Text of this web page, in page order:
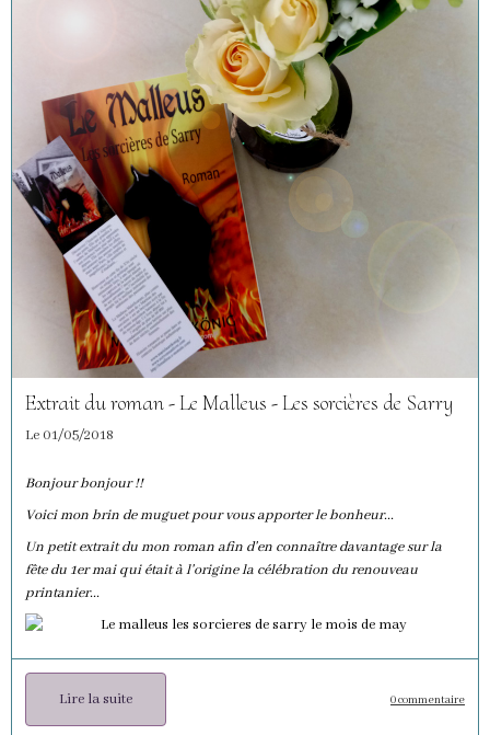
Extrait du roman - Le Malleus - Les sorcières de Sarry
Le 01/05/2018
Bonjour bonjour !!
Voici mon brin de muguet pour vous apporter le bonheur...
Un petit extrait du mon roman afin d'en connaître davantage sur la
fête du 1er mai qui était à l'origine la célébration du renouveau
printanier...
Lire la suite 0 commentaire